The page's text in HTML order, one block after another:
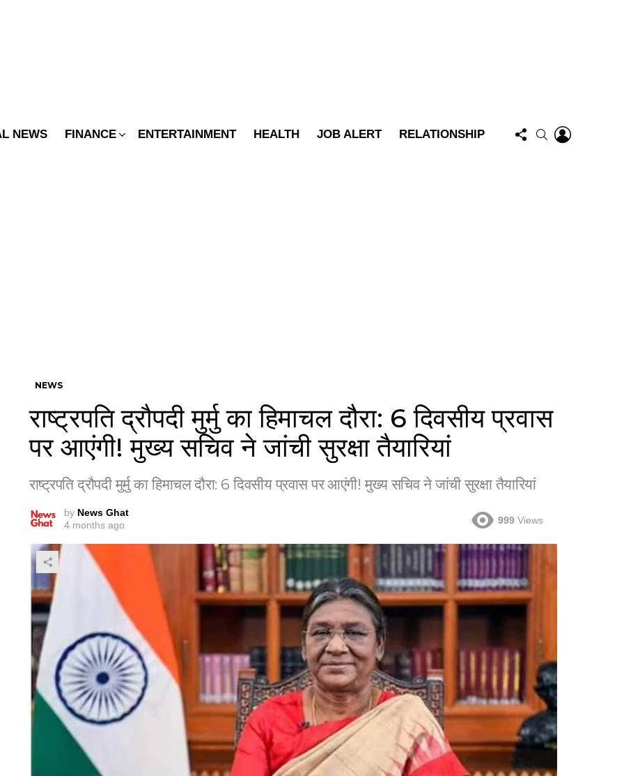
NEWS FINANCE ENTERTAINMENT HEALTH JOB ALERT RELATIONSHIP
FOLLOW
US
SEARCH
NEWS
राष्ट्रपति द्रौपदी मुर्मु का हिमाचल दौरा: 6 दिवसीय प्रवास
पर आएंगी! मुख्य सचिव ने जांची सुरक्षा तैयारियां
राष्ट्रपति द्रौपदी मुर्मु का हिमाचल दौरा: 6 दिवसीय प्रवास पर आएंगी! मुख्य सचिव ने जांची सुरक्षा तैयारियां
by News Ghat
4 months ago
999 Views